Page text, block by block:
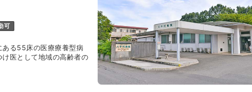
可
る55床の医療療養型病
医として地域の高齢者の